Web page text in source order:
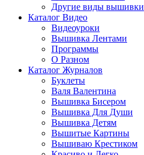
Другие виды вышивки
Каталог Видео
Видеоуроки
Вышивка Лентами
Программы
О Разном
Каталог Журналов
Буклеты
Валя Валентина
Вышивка Бисером
Вышивка Для Души
Вышивка Детям
Вышитые Картины
Вышиваю Крестиком